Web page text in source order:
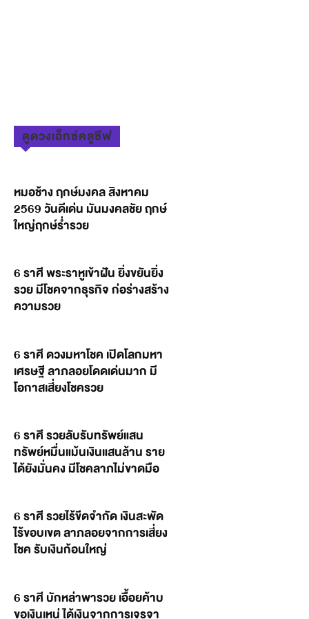
ดูดวงเอ็กซ์คลูซีฟ
หมอช้าง ฤกษ์มงคล สิงหาคม
2569 วันดีเด่น มันมงคลชัย ฤกษ์
ใหญ่ฤกษ์ร่ำรวย
6 ราศี พระราหูเข้าฝัน ยิ่งขยันยิ่ง
รวย มีโชคจากธุรกิจ ก่อร่างสร้าง
ความรวย
6 ราศี ดวงมหาโชค เปิดโลกมหา
เศรษฐี ลาภลอยโดดเด่นมาก มี
โอกาสเสี่ยงโชครวย
6 ราศี รวยลับรับทรัพย์แสน
ทรัพย์หมื่นแม้นเงินแสนล้าน ราย
ได้ยังมั่นคง มีโชคลาภไม่ขาดมือ
6 ราศี รวยไร้ขีดจำกัด เงินสะพัด
ไร้ขอบเขต ลาภลอยจากการเสี่ยง
โชค รับเงินก้อนใหญ่
6 ราศี บักหล่าพารวย เอื้อยค้าบ
ขอเงินเหน่ ได้เงินจากการเจรจา